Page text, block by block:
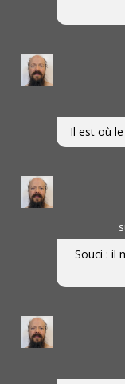
Il est où
Souci : il